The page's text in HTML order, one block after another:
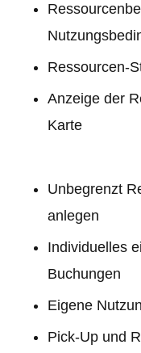
Ressourcen-
Anzeige der
Karte
Unbegrenzt
anlegen
Individuelles
Buchungen
Eigene
Pick-Up und